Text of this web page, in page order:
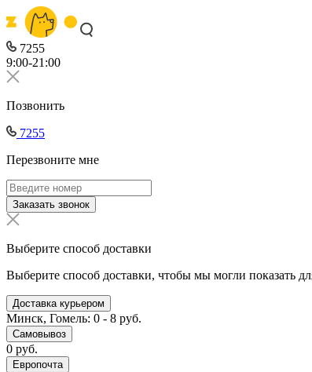
7255
9:00-21:00
Позвонить
7255
Перезвоните мне
Заказать звонок
Выберите способ доставки
Выберите способ доставки, чтобы мы могли показать
Доставка курьером
Минск, Гомель: 0 - 8 руб.
Самовывоз
0 руб.
Европочта